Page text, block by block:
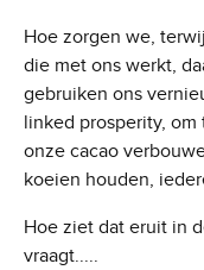
Hoe zorgen we,
die met ons werkt,
gebruiken ons
linked prosperity,
onze cacao
koeien houden,
Hoe ziet dat eruit in
vraagt.....